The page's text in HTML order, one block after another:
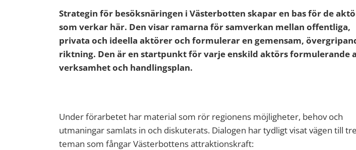
Strategin för besöksnäringen i Västerbotten skapar en bas för de
som verkar här. Den visar ramarna för samverkan mellan offentliga,
privata och ideella aktörer och formulerar en gemensam,
riktning. Den är en startpunkt för varje enskild aktörs formulerande
verksamhet och handlingsplan.
Under förarbetet har material som rör regionens möjligheter, behov och
utmaningar samlats in och diskuterats. Dialogen har tydligt visat vägen till tre
teman som fångar Västerbottens attraktionskraft: